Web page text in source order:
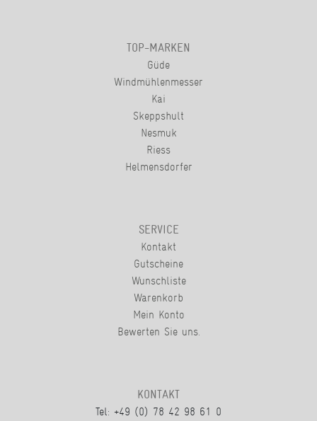
TOP-MARKEN
Güde
Windmühlenmesser
Kai
Skeppshult
Nesmuk
Riess
Helmensdorfer
SERVICE
Kontakt
Gutscheine
Wunschliste
Warenkorb
Mein Konto
Bewerten Sie uns.
KONTAKT
Tel: +49 (0) 78 42 98 61 0